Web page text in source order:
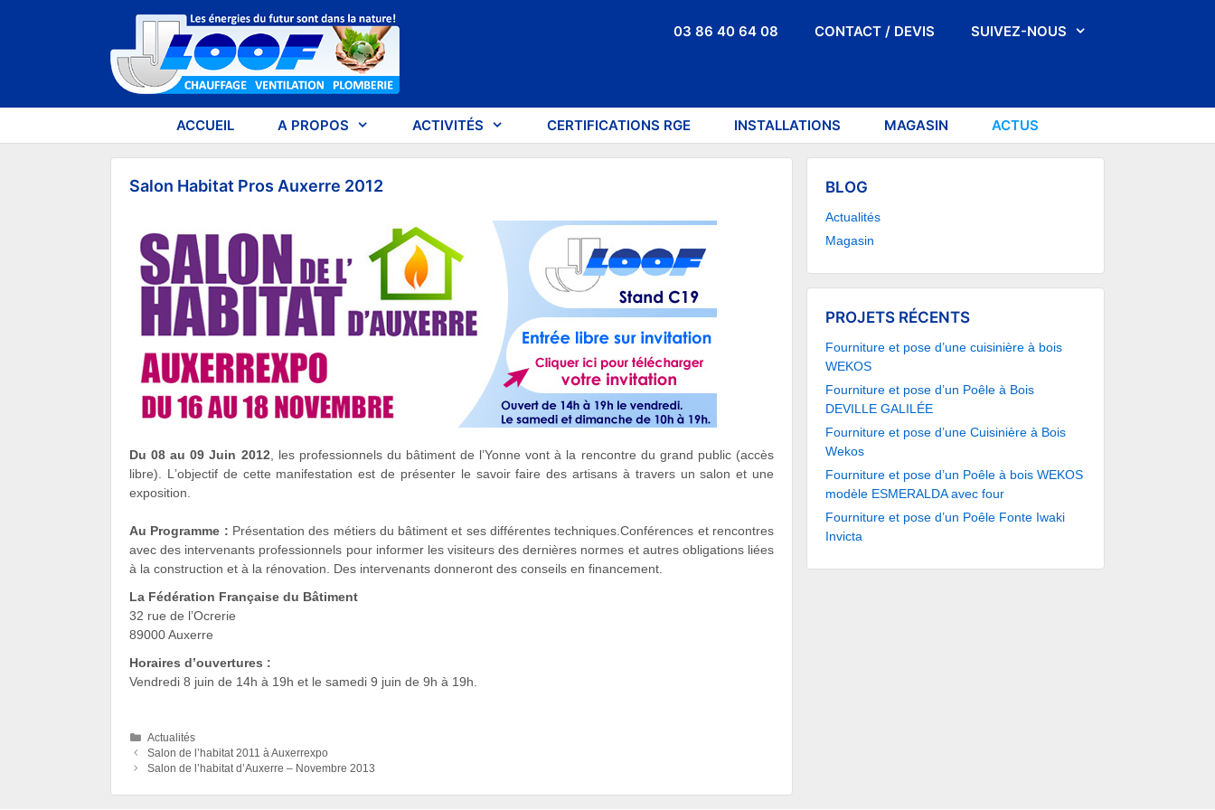
03 86 40 64 08 CONTACT / DEVIS SUIVEZ-NOUS
ACCUEIL A PROPOS ACTIVITÉS CERTIFICATIONS RGE INSTALLATIONS MAGASIN ACTUS
Salon Habitat Pros Auxerre 2012
Du 08 au 09 Juin 2012 , les professionnels du bâtiment de l’Yonne vont à la rencontre du grand public (accès
libre). Lʼobjectif de cette manifestation est de présenter le savoir faire des artisans à travers un salon et une
exposition.
Au Programme : Présentation des métiers du bâtiment et ses différentes techniques.Conférences et rencontres
avec des intervenants professionnels pour informer les visiteurs des dernières normes et autres obligations liées
à la construction et à la rénovation. Des intervenants donneront des conseils en financement.
La Fédération Française du Bâtiment
32 rue de lʼOcrerie
89000 Auxerre
Horaires d’ouvertures :
Vendredi 8 juin de 14h à 19h et le samedi 9 juin de 9h à 19h.
Catégories
Actualités
Salon de l’habitat 2011 à Auxerrexpo
Salon de l’habitat d’Auxerre – Novembre 2013
BLOG
Actualités
Magasin
PROJETS RÉCENTS
Fourniture et pose d’une cuisinière à bois
WEKOS
Fourniture et pose d’un Poêle à Bois
DEVILLE GALILÉE
Fourniture et pose d’une Cuisinière à Bois
Wekos
Fourniture et pose d’un Poêle à bois WEKOS
modèle ESMERALDA avec four
Fourniture et pose d’un Poêle Fonte Iwaki
Invicta